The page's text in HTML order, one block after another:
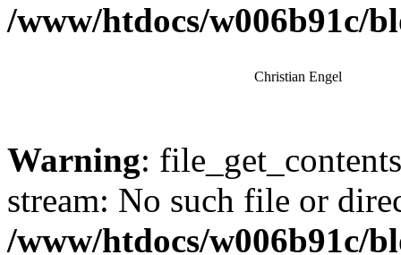
/www/htdocs/w006b91c/
Christian Engel
Warning:
stream: No such file or
/www/htdocs/w006b91c/